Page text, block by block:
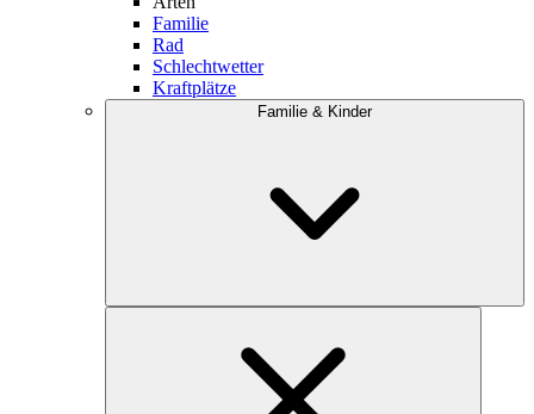
Familie
Rad
Schlechtwetter
Kraftplätze
Familie & Kinder